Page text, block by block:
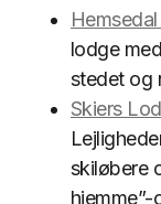
lodge
stedet og
Skiers
skiløbere
hjemme”-